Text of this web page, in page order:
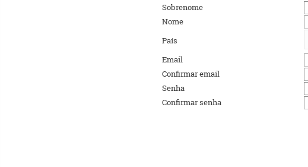
Sobrenome
Nome
País
Email
Confirmar email
Senha
Confirmar senha